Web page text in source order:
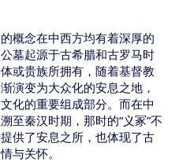
概念在中西方均有着深厚的
墓起源于古希腊和古罗马时
或贵族所拥有，随着基督教
演变为大众化的安息之地，
化的重要组成部分。而在中
至秦汉时期，那时的“义冢”不
供了安息之所，也体现了古
与关怀。